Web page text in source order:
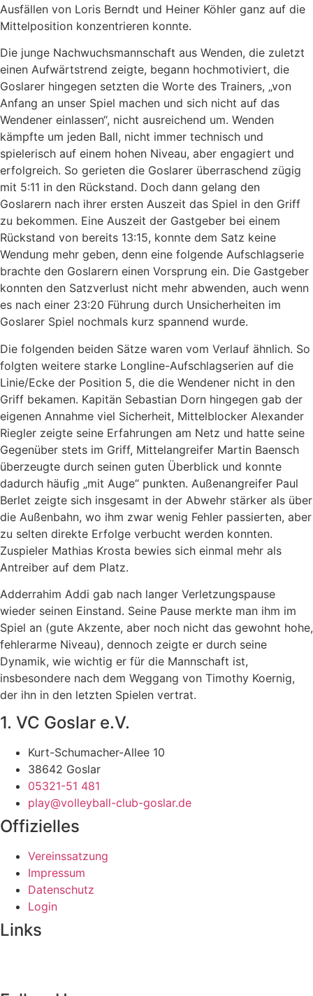
Ausfällen von Loris Berndt und Heiner Köhler ganz auf die
Mittelposition konzentrieren konnte.
Die junge Nachwuchsmannschaft aus Wenden, die zuletzt
einen Aufwärtstrend zeigte, begann hochmotiviert, die
Goslarer hingegen setzten die Worte des Trainers, „von
Anfang an unser Spiel machen und sich nicht auf das
Wendener einlassen“, nicht ausreichend um. Wenden
kämpfte um jeden Ball, nicht immer technisch und
spielerisch auf einem hohen Niveau, aber engagiert und
erfolgreich. So gerieten die Goslarer überraschend zügig
mit 5:11 in den Rückstand. Doch dann gelang den
Goslarern nach ihrer ersten Auszeit das Spiel in den Griff
zu bekommen. Eine Auszeit der Gastgeber bei einem
Rückstand von bereits 13:15, konnte dem Satz keine
Wendung mehr geben, denn eine folgende Aufschlagserie
brachte den Goslarern einen Vorsprung ein. Die Gastgeber
konnten den Satzverlust nicht mehr abwenden, auch wenn
es nach einer 23:20 Führung durch Unsicherheiten im
Goslarer Spiel nochmals kurz spannend wurde.
Die folgenden beiden Sätze waren vom Verlauf ähnlich. So
folgten weitere starke Longline-Aufschlagserien auf die
Linie/Ecke der Position 5, die die Wendener nicht in den
Griff bekamen. Kapitän Sebastian Dorn hingegen gab der
eigenen Annahme viel Sicherheit, Mittelblocker Alexander
Riegler zeigte seine Erfahrungen am Netz und hatte seine
Gegenüber stets im Griff, Mittelangreifer Martin Baensch
überzeugte durch seinen guten Überblick und konnte
dadurch häufig „mit Auge“ punkten. Außenangreifer Paul
Berlet zeigte sich insgesamt in der Abwehr stärker als über
die Außenbahn, wo ihm zwar wenig Fehler passierten, aber
zu selten direkte Erfolge verbucht werden konnten.
Zuspieler Mathias Krosta bewies sich einmal mehr als
Antreiber auf dem Platz.
Adderrahim Addi gab nach langer Verletzungspause
wieder seinen Einstand. Seine Pause merkte man ihm im
Spiel an (gute Akzente, aber noch nicht das gewohnt hohe,
fehlerarme Niveau), dennoch zeigte er durch seine
Dynamik, wie wichtig er für die Mannschaft ist,
insbesondere nach dem Weggang von Timothy Koernig,
der ihn in den letzten Spielen vertrat.
1. VC Goslar e.V.
Kurt-Schumacher-Allee 10
38642 Goslar
05321-51 481
play@volleyball-club-goslar.de
Offizielles
Vereinssatzung
Impressum
Datenschutz
Login
Links